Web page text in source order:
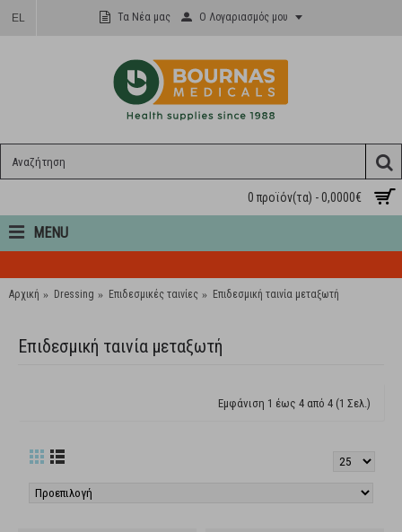
EL Τα Νέα μας Ο Λογαριασμός μου
0 προϊόν(τα) - 0,0000€
MENU
Αρχική Dressing Επιδεσμικές ταινίες Επιδεσμική ταινία μεταξωτή
Επιδεσμική ταινία μεταξωτή
Εμφάνιση 1 έως 4 από 4 (1 Σελ.)